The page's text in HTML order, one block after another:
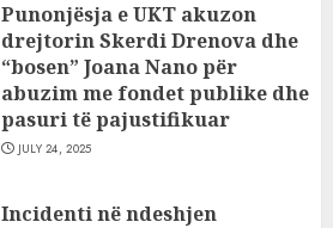
Punonjësja e UKT akuzon
drejtorin Skerdi Drenova dhe
“bosen” Joana Nano për
abuzim me fondet publike dhe
pasuri të pajustifikuar
JULY 24, 2025
Incidenti në ndeshjen